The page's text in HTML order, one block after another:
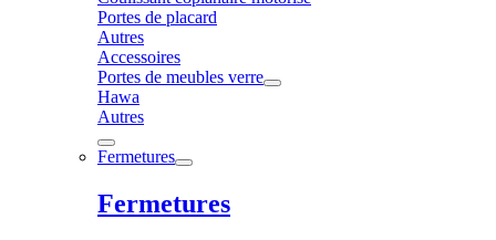
Portes de placard
Autres
Accessoires
Portes de meubles verre
Hawa
Autres
Fermetures
Fermetures